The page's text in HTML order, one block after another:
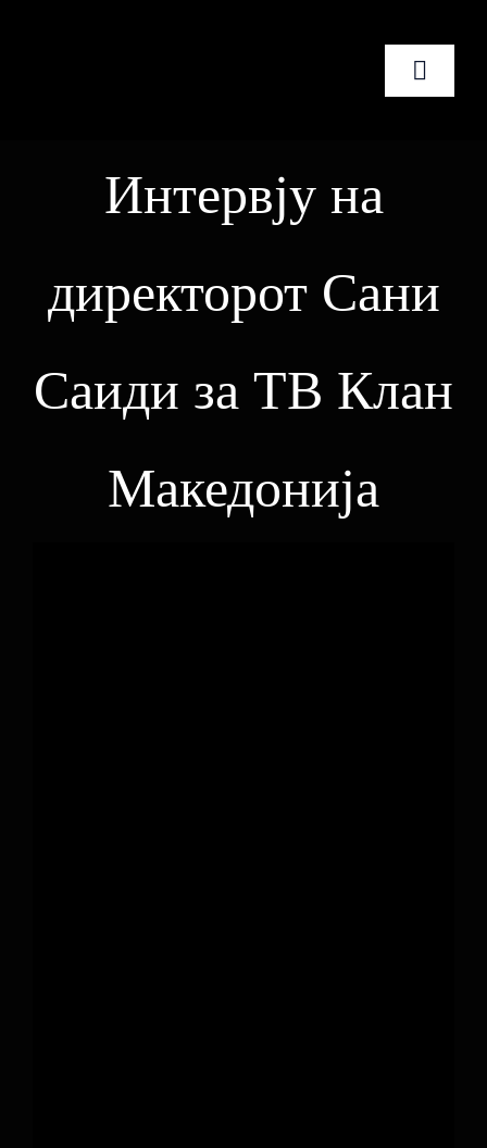
Toggle
За нас
Услуги
Контакт
Македонски
Интервју на
директорот Сани
Саиди за ТВ Клан
Македонија